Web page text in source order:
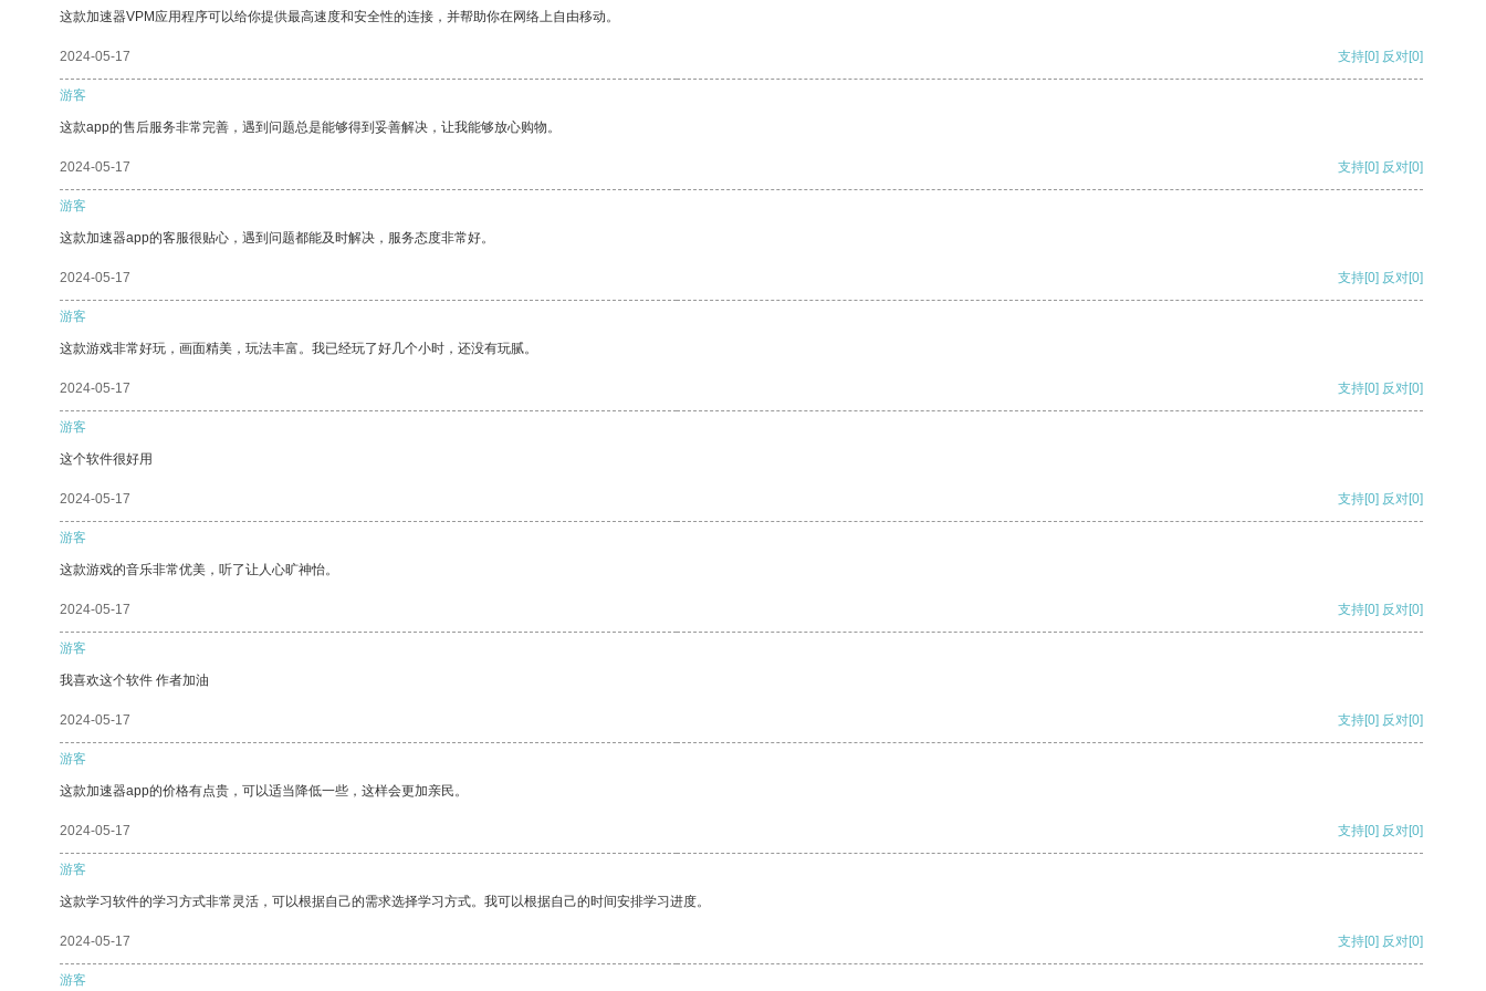
这款加速器VPM应用程序可以给你提供最高速度和安全性的连接，并帮助你在网络上自由移动。
2024-05-17 支持[0] 反对[0]
游客
这款app的售后服务非常完善，遇到问题总是能够得到妥善解决，让我能够放心购物。
2024-05-17 支持[0] 反对[0]
游客
这款加速器app的客服很贴心，遇到问题都能及时解决，服务态度非常好。
2024-05-17 支持[0] 反对[0]
游客
这款游戏非常好玩，画面精美，玩法丰富。我已经玩了好几个小时，还没有玩腻。
2024-05-17 支持[0] 反对[0]
游客
这个软件很好用
2024-05-17 支持[0] 反对[0]
游客
这款游戏的音乐非常优美，听了让人心旷神怡。
2024-05-17 支持[0] 反对[0]
游客
我喜欢这个软件 作者加油
2024-05-17 支持[0] 反对[0]
游客
这款加速器app的价格有点贵，可以适当降低一些，这样会更加亲民。
2024-05-17 支持[0] 反对[0]
游客
这款学习软件的学习方式非常灵活，可以根据自己的需求选择学习方式。我可以根据自己的时间安排学习进度。
2024-05-17 支持[0] 反对[0]
游客